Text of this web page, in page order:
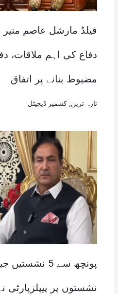
فیلڈ مارشل عاصم
دفاع کی اہم ملاقات،
مضبوط بنانے پر اتفاق
تازہ ترین کشمیر ڈیجیٹل
پونچھ سے 5
نشستوں پر پیپلزپارٹی